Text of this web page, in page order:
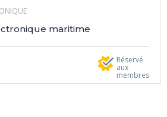
maritime
Réservé
aux
membres